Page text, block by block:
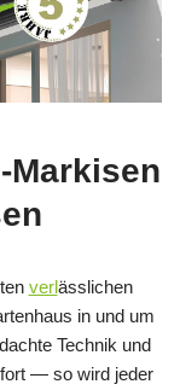
Markisen
verlässlichen
in und um
Technik und
— so wird jeder